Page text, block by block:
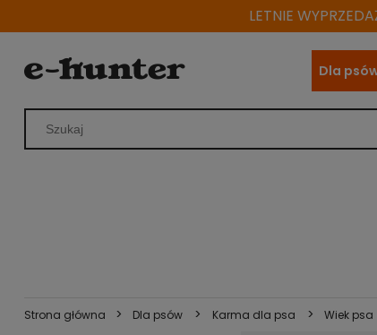
LETNIE
Dla
Strona główna > Dla psów > Karma dla psa > Wiek psa